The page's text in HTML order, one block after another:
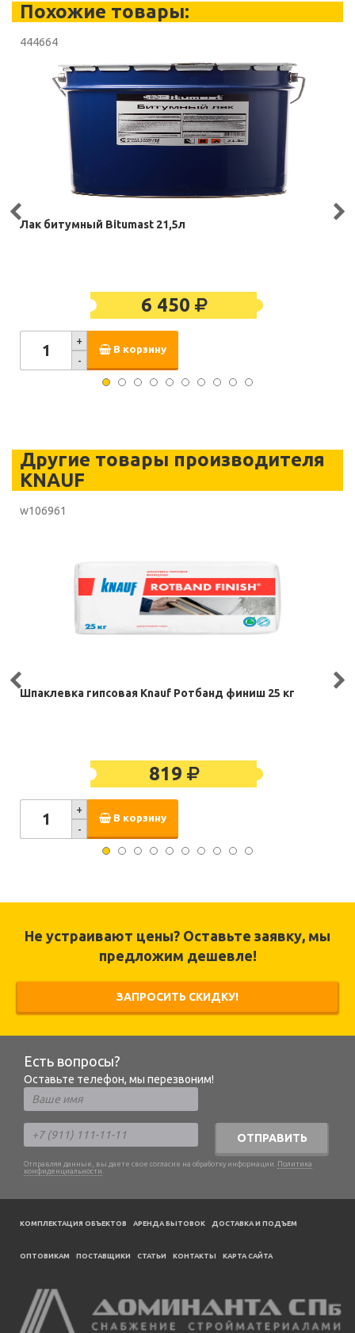
Похожие товары:
444664
Лак битумный Bitumast 21,5л
6 450
+
-
В корзину
Другие товары производителя
KNAUF
w106961
Шпаклевка гипсовая Knauf Ротбанд финиш 25 кг
819
+
-
В корзину
Не устраивают цены? Оставьте заявку, мы
предложим дешевле!
ЗАПРОСИТЬ СКИДКУ!
Есть вопросы?
Оставьте телефон, мы перезвоним!
ОТПРАВИТЬ
Отправляя данные, вы даете свое согласие на обработку информации. Политика
конфиденциальности .
КОМПЛЕКТАЦИЯ ОБЪЕКТОВ АРЕНДА БЫТОВОК ДОСТАВКА И ПОДЪЕМ
ОПТОВИКАМ ПОСТАВЩИКИ CТАТЬИ КОНТАКТЫ КАРТА САЙТА